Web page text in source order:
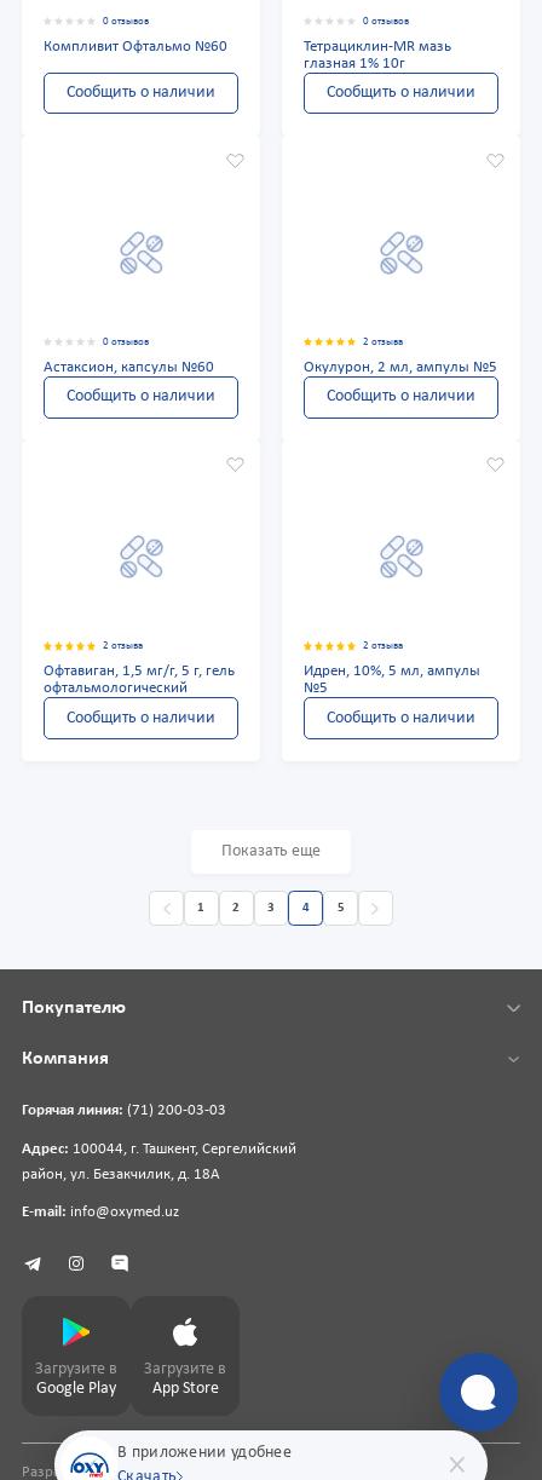
0 отзывов
Компливит Офтальмо №60
Сообщить о наличии
0 отзывов
Тетрациклин-MR мазь
глазная 1% 10г
Сообщить о наличии
0 отзывов
Астаксион, капсулы №60
Сообщить о наличии
2 отзыва
Окулурон, 2 мл, ампулы №5
Сообщить о наличии
2 отзыва
Офтавиган, 1,5 мг/г, 5 г, гель
офтальмологический
Сообщить о наличии
2 отзыва
Идрен, 10%, 5 мл, ампулы
№5
Сообщить о наличии
Показать еще
1 2 3 4 5
В приложении удобнее
Горячая линия: (71) 200-03-03
Адрес: 100044, г. Ташкент, Сергелийский
район, ул. Безакчилик, д. 18А
E-mail: info@oxymed.uz
Покупателю
Компания
Загрузите в
Google Play
Загрузите в
App Store
Разработка сайтаpharmit.uz